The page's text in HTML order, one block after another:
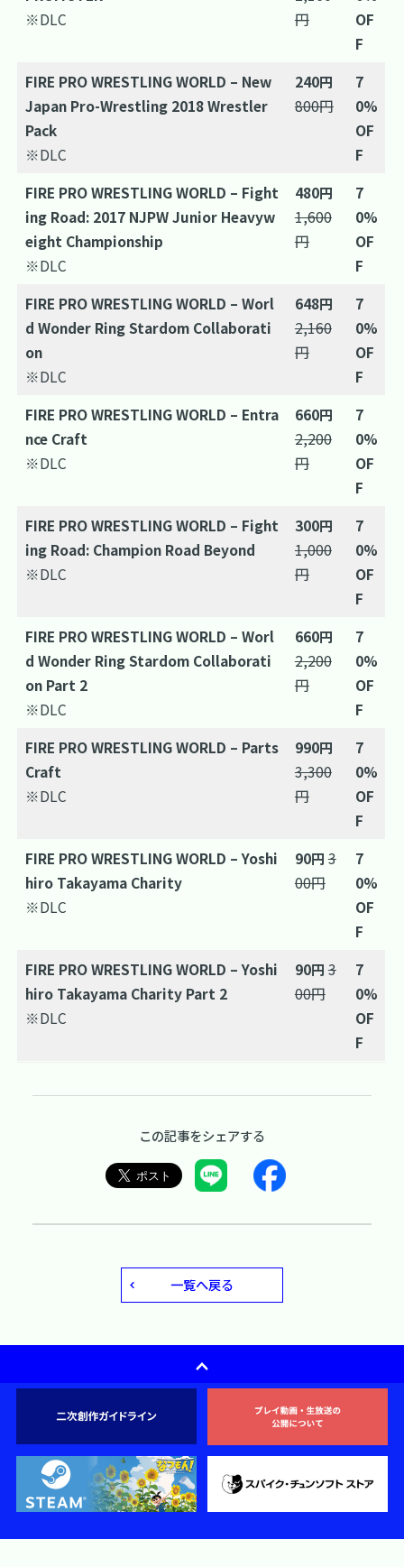
※DLC
円
OF
F
FIRE PRO WRESTLING WORLD – New
Japan Pro-Wrestling 2018 Wrestler
Pack
※DLC
240円
800円
7
0%
OF
F
FIRE PRO WRESTLING WORLD – Fight
ing Road: 2017 NJPW Junior Heavyw
eight Championship
※DLC
480円
1,600
円
7
0%
OF
F
FIRE PRO WRESTLING WORLD – Worl
d Wonder Ring Stardom Collaborati
on
※DLC
648円
2,160
円
7
0%
OF
F
FIRE PRO WRESTLING WORLD – Entra
nce Craft
※DLC
660円
2,200
円
7
0%
OF
F
FIRE PRO WRESTLING WORLD – Fight
ing Road: Champion Road Beyond
※DLC
300円
1,000
円
7
0%
OF
F
FIRE PRO WRESTLING WORLD – Worl
d Wonder Ring Stardom Collaborati
on Part 2
※DLC
660円
2,200
円
7
0%
OF
F
FIRE PRO WRESTLING WORLD – Parts
Craft
※DLC
990円
3,300
円
7
0%
OF
F
FIRE PRO WRESTLING WORLD – Yoshi
hiro Takayama Charity
※DLC
90円 3
00円
7
0%
OF
F
FIRE PRO WRESTLING WORLD – Yoshi
hiro Takayama Charity Part 2
※DLC
90円 3
00円
7
0%
OF
F
この記事をシェアする
一覧へ戻る